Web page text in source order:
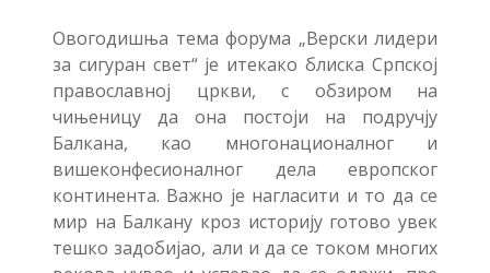
Овогодишња тема форума „Верски лидери
за сигуран свет“ је итекако блиска Српској
православној цркви, с обзиром на
чињеницу да она постоји на подручју
Балкана, као многонационалног и
вишеконфесионалног дела европског
континента. Важно је нагласити и то да се
мир на Балкану кроз историју готово увек
тешко задобијао, али и да се током многих